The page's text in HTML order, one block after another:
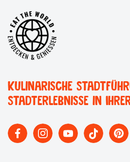
Kulinarische
Stadterlebnisse in